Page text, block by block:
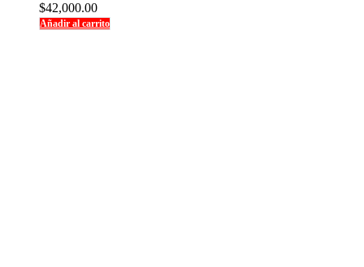
$42,000.00
Añadir al carrito